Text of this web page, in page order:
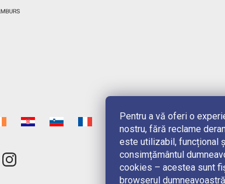
Pentru a vă oferi o
nostru, fără reclame
este utilizabil, funcțional
consimțământul
cookies – acestea sunt
browserul